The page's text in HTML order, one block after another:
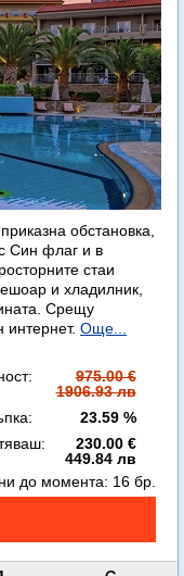
обстановка,
Син флаг и в
стаи
и хладилник,
Срещу
Още...
975.00 €
1906.93 лв
23.59 %
230.00 €
449.84 лв
до момента: 16 бр.